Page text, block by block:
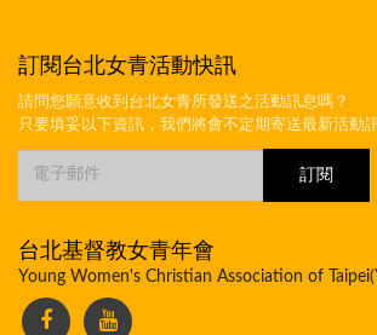
訂閱台北女青活動快訊
請問您願意收到台北女青所發送之活動訊息嗎？
只要填妥以下資訊，我們將會不定期寄送最新活動
台北基督教女青年會
Young Women's Christian Association of